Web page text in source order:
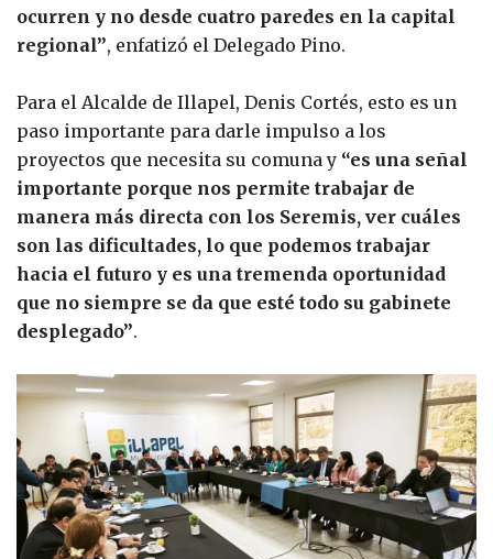
ocurren y no desde cuatro paredes en la capital
regional”, enfatizó el Delegado Pino.
Para el Alcalde de Illapel, Denis Cortés, esto es un
paso importante para darle impulso a los
proyectos que necesita su comuna y “es una señal
importante porque nos permite trabajar de
manera más directa con los Seremis, ver cuáles
son las dificultades, lo que podemos trabajar
hacia el futuro y es una tremenda oportunidad
que no siempre se da que esté todo su gabinete
desplegado”.